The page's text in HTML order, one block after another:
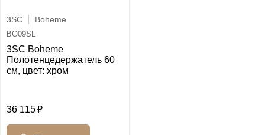
3SC Boheme
BO09SL
3SC Boheme
Полотенцедержатель 60
см, цвет: хром
36 115